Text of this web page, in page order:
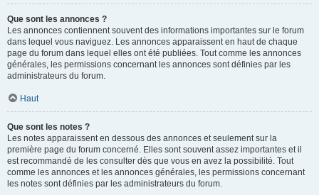
Que sont les annonces ?
Les annonces contiennent souvent des informations importantes sur le forum
dans lequel vous naviguez. Les annonces apparaissent en haut de chaque
page du forum dans lequel elles ont été publiées. Tout comme les annonces
générales, les permissions concernant les annonces sont définies par les
administrateurs du forum.
Haut
Que sont les notes ?
Les notes apparaissent en dessous des annonces et seulement sur la
première page du forum concerné. Elles sont souvent assez importantes et il
est recommandé de les consulter dès que vous en avez la possibilité. Tout
comme les annonces et les annonces générales, les permissions concernant
les notes sont définies par les administrateurs du forum.